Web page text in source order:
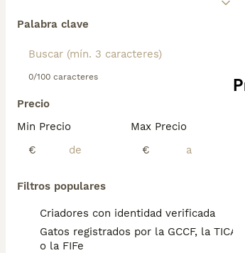
Palabra clave
0/100 caracteres
Precio
Min Precio
€
Max Precio
€
Filtros populares
Criadores con identidad verificada
Gatos registrados por la GCCF, la TICA
o la FIFe